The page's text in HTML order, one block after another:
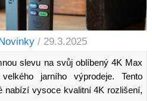
/ 29.3.2025
slevu na svůj oblíbený 4K Max
jarního výprodeje. Tento
nabízí vysoce kvalitní 4K rozlišení,